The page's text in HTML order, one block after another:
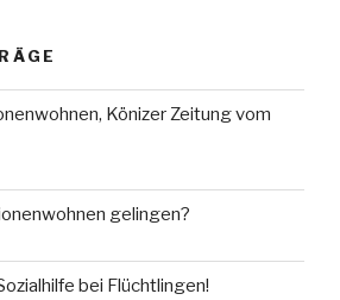
Könizer Zeitung vom
gelingen?
bei Flüchtlingen!